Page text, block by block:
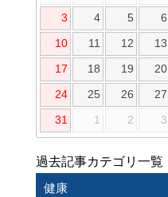
3 4 5 6
10 11 12 13
17 18 19 20
24 25 26 27
31 1 2 3
過去記事カテゴリ一覧
健康